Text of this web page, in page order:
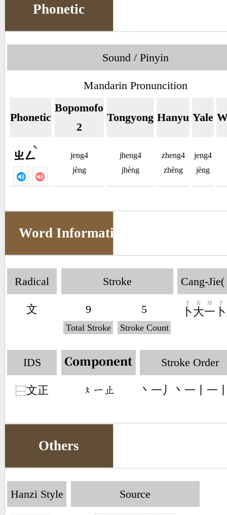
Phonetic
Sound / Pinyin
Mandarin Pronuncition
Phonetic
Bopomofo
2
Tongyong Hanyu Yale
ㄓㄥ
ˋ
jeng4
jèng
jheng4
jhèng
zheng4
zhèng
jeng4
jèng
Word Information
Radical
文
Stroke
9
Total Stroke
5
Stroke Count
Cang-Jie(
卜
Y
大
K
一
M
卜
Y
IDS
⿱文正
Component
󶃷󶀀󶃍
Stroke Order
丶一丿丶一丨一
Others
Hanzi Style Source